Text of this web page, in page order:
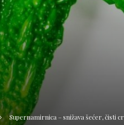
Supernamirnica – snižava šećer, čisti